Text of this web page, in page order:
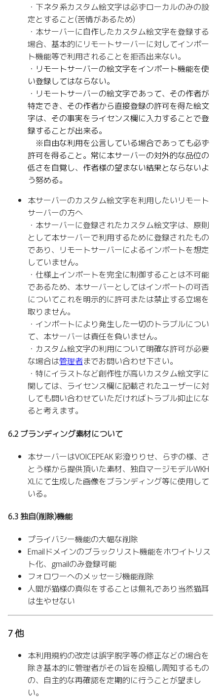
・下ネタ系カスタム絵文字は必ずローカルのみの設
定とすること(苦情があるため)
・本サーバーに自作したカスタム絵文字を登録する
場合、基本的にリモートサーバーに対してインポー
ト機能等で利用されることを拒否出来ない。
・リモートサーバーの絵文字をインポート機能を使
い登録してはならない。
・リモートサーバーの絵文字であって、その作者が
特定でき、その作者から直接登録の許可を得た絵文
字は、その事実をライセンス欄に入力することで登
録することが出来る。
※自由な利用を公言している場合であっても必ず
許可を得ること。常に本サーバーの対外的な品位の
低さを自覚し、作者様の望まない結果とならないよ
う努める。
本サーバーのカスタム絵文字を利用したいリモート
サーバーの方へ
・本サーバーに登録されたカスタム絵文字は、原則
として本サーバーで利用するために登録されたもの
であり、リモートサーバーによるインポートを想定
していません。
・仕様上インポートを完全に制御することは不可能
であるため、本サーバーとしてはインポートの可否
についてこれを明示的に許可または禁止する立場を
取りません。
・インポートにより発生した一切のトラブルについ
て、本サーバーは責任を負いません。
・カスタム絵文字の利用について明確な許可が必要
な場合は管理者までお問い合わせ下さい。
・特にイラストなど創作性が高いカスタム絵文字に
関しては、ライセンス欄に記載されたユーザーに対
しても問い合わせていただければトラブル抑止にな
ると考えます。
6.2 ブランディング素材について
本サーバーはVOICEPEAK 彩澄りりせ、らずの様、さ
とう様から提供頂いた素材、独自マージモデルWKH
XLにて生成した画像をブランディング等に使用して
いる。
6.3 独自(削除)機能
プライバシー機能の大幅な削除
Emailドメインのブラックリスト機能をホワイトリス
ト化、gmailのみ登録可能
フォロワーへのメッセージ機能削除
人間が猫様の真似をすることは無礼であり当然猫耳
は生やせない
7 他
本利用規約の改定は誤字脱字等の修正などの場合を
除き基本的に管理者がその旨を投稿し周知するもの
の、自主的な再確認を定期的に行うことが望まし
い。